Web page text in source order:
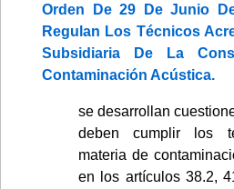
Orden De 29 De Junio
Regulan Los Técnicos
Subsidiaria De La
Contaminación Acústica.
se desarrollan
deben cumplir los
materia de
en los artículos 38.2,